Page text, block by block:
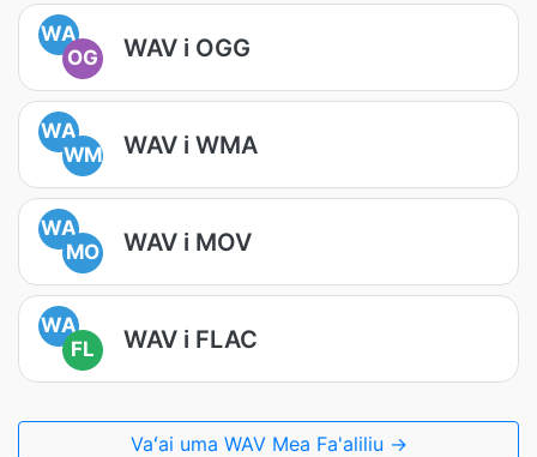
WA
OG
WAV i OGG
WA
WM
WAV i WMA
WA
MO
WAV i MOV
WA
FL
WAV i FLAC
Vaʻai uma WAV Mea Fa'aliliu →